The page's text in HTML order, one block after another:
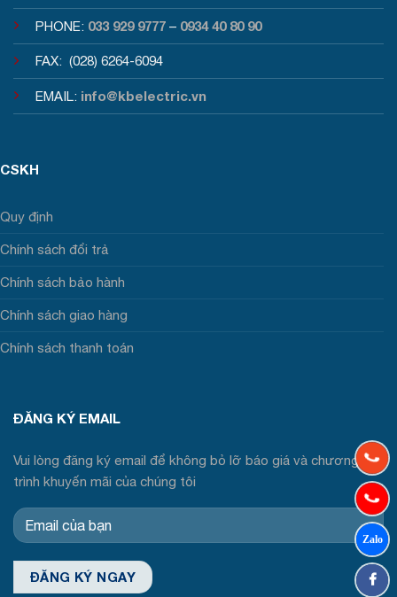
PHONE: 033 929 9777 – 0934 40 80 90
FAX: (028) 6264-6094
EMAIL: info@kbelectric.vn
CSKH
Quy định
Chính sách đổi trả
Chính sách bảo hành
Chính sách giao hàng
Chính sách thanh toán
ĐĂNG KÝ EMAIL
Vui lòng đăng ký email để không bỏ lỡ báo giá và chương
trình khuyến mãi của chúng tôi